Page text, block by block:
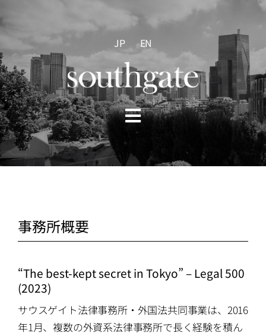
to
JP EN
Toggle
Navigation
HOME
ATTORNEYS
CAREERS
事務所概要
“The best-kept secret in Tokyo” – Legal 500
(2023)
サウスゲイト法律事務所・外国法共同事業は、2016
年1月、複数の外資系法律事務所で長く経験を積ん